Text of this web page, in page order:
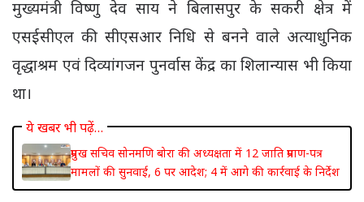
मुख्यमंत्री विष्णु देव साय ने बिलासपुर के सकरी क्षेत्र में
एसईसीएल की सीएसआर निधि से बनने वाले अत्याधुनिक
वृद्धाश्रम एवं दिव्यांगजन पुनर्वास केंद्र का शिलान्यास भी किया
था।
ये खबर भी पढ़ें…
प्रमुख सचिव सोनमणि बोरा की अध्यक्षता में 12 जाति प्रमाण-पत्र
मामलों की सुनवाई, 6 पर आदेश; 4 में आगे की कार्रवाई के निर्देश